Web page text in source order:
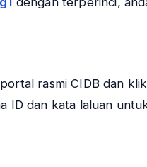
rasmi CIDB dan
ID dan kata laluan